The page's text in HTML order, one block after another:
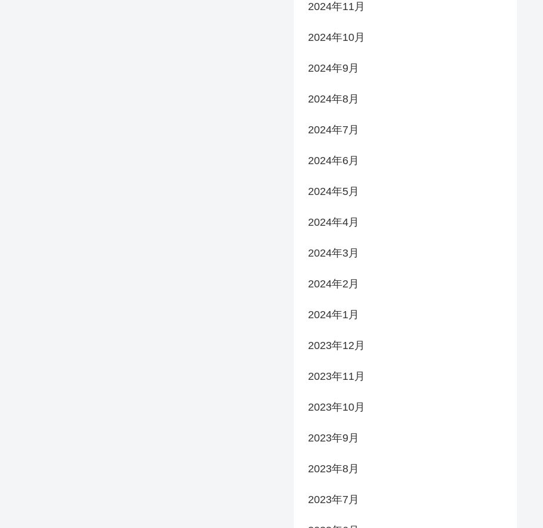
2024年11月
2024年10月
2024年9月
2024年8月
2024年7月
2024年6月
2024年5月
2024年4月
2024年3月
2024年2月
2024年1月
2023年12月
2023年11月
2023年10月
2023年9月
2023年8月
2023年7月